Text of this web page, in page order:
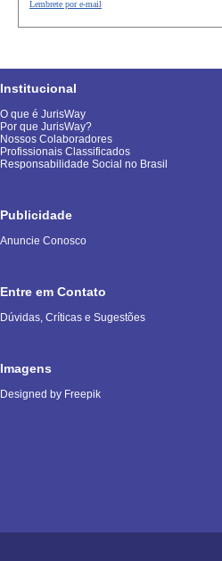
Lembrete por e-mail
Institucional
O que é JurisWay
Por que JurisWay?
Nossos Colaboradores
Profissionais Classificados
Responsabilidade Social no Brasil
Publicidade
Anuncie Conosco
Entre em Contato
Dúvidas, Críticas e Sugestões
Imagens
Designed by Freepik